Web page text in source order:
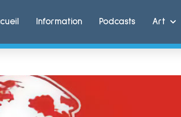
Information Podcasts Art